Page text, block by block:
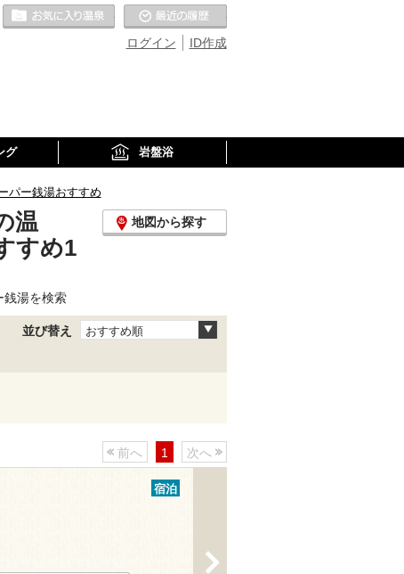
ID作成
ログイン
お気に入りの温泉
グ 岩盤浴
パー銭湯おすすめ
温
すめ1
地図から探す
銭湯を検索
並び替え おすすめ順
前へ 1 次へ
宿泊